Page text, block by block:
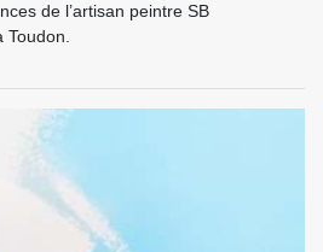
de l’artisan peintre SB
Toudon.